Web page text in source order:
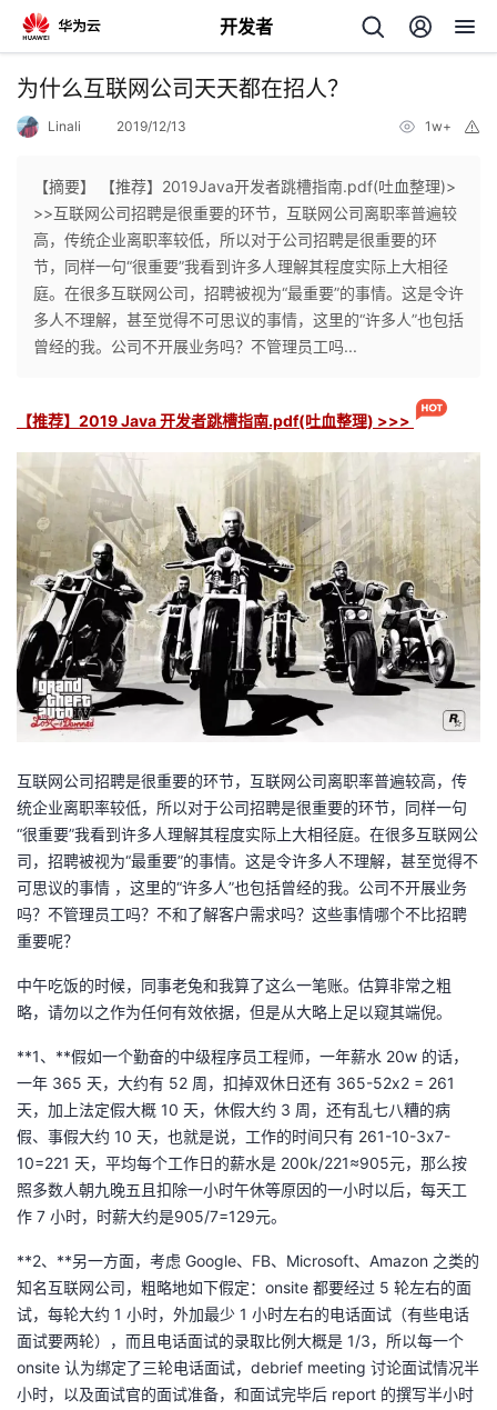
开发者
返
个
人
页
我
开
发
者
我
的
博
我
的
坛
我
圈
子
的
直
播
我
的
活
我
的
注
我
开
发
者
学
我
的
课
我
的
我
的
Programs
我
的
支
持
的
技
术
我
的
云
为什么互联网公司天天都在招人？
Linali 2019/12/13 1w+
【摘要】 【推荐】2019Java开发者跳槽指南.pdf(吐血整理)>
>>互联网公司招聘是很重要的环节，互联网公司离职率普遍较
高，传统企业离职率较低，所以对于公司招聘是很重要的环
节，同样一句“很重要”我看到许多人理解其程度实际上大相径
庭。在很多互联网公司，招聘被视为“最重要”的事情。这是令许
多人不理解，甚至觉得不可思议的事情，这里的“许多人”也包括
曾经的我。公司不开展业务吗？不管理员工吗...
【推荐】2019 Java 开发者跳槽指南.pdf(吐血整理) >>>
互联网公司招聘是很重要的环节，互联网公司离职率普遍较高，传
统企业离职率较低，所以对于公司招聘是很重要的环节，同样一句
“很重要”我看到许多人理解其程度实际上大相径庭。在很多互联网公
司，招聘被视为“最重要”的事情。这是令许多人不理解，甚至觉得不
可思议的事情 ，这里的“许多人”也包括曾经的我。公司不开展业务
吗？不管理员工吗？不和了解客户需求吗？这些事情哪个不比招聘
重要呢？
中午吃饭的时候，同事老兔和我算了这么一笔账。估算非常之粗
略，请勿以之作为任何有效依据，但是从大略上足以窥其端倪。
**1、**假如一个勤奋的中级程序员工程师，一年薪水 20w 的话，
一年 365 天，大约有 52 周，扣掉双休日还有 365-52x2 = 261
天，加上法定假大概 10 天，休假大约 3 周，还有乱七八糟的病
假、事假大约 10 天，也就是说，工作的时间只有 261-10-3x7-
10=221 天，平均每个工作日的薪水是 200k/221≈905元，那么按
照多数人朝九晚五且扣除一小时午休等原因的一小时以后，每天工
作 7 小时，时薪大约是905/7=129元。
**2、**另一方面，考虑 Google、FB、Microsoft、Amazon 之类的
知名互联网公司，粗略地如下假定：onsite 都要经过 5 轮左右的面
试，每轮大约 1 小时，外加最少 1 小时左右的电话面试（有些电话
面试要两轮），而且电话面试的录取比例大概是 1/3，所以每一个
onsite 认为绑定了三轮电话面试，debrief meeting 讨论面试情况半
小时，以及面试官的面试准备，和面试完毕后 report 的撰写半小时